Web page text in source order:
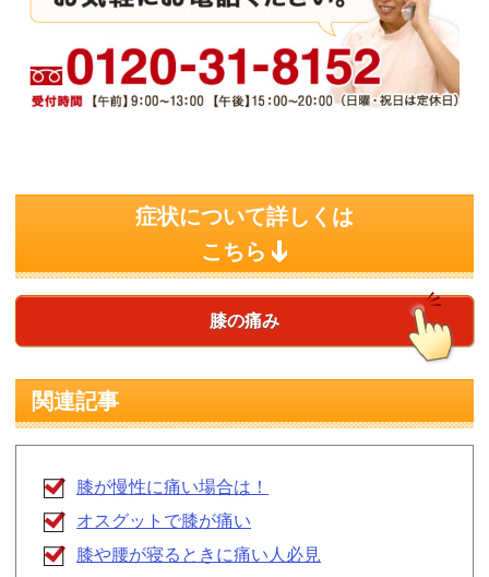
症状について詳しくは
こちら
膝の痛み
関連記事
膝が慢性に痛い場合は！
オスグットで膝が痛い
膝や腰が寝るときに痛い人必見